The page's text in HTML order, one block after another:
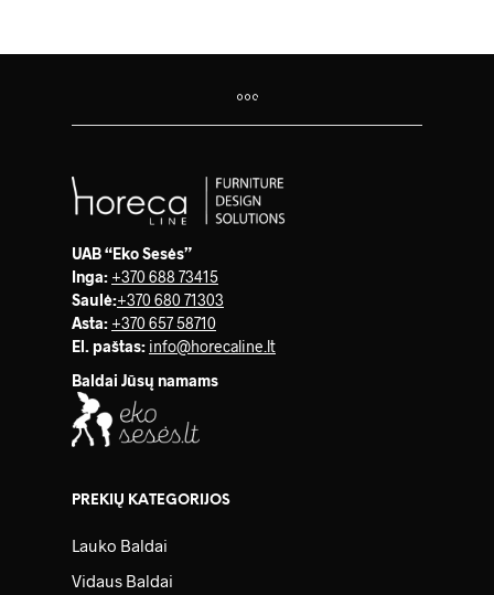
UAB “Eko Sesės”
Inga: +370 688 73415
Saulė:+370 680 71303
Asta: +370 657 58710
El. paštas: info@horecaline.lt
Baldai Jūsų namams
PREKIŲ KATEGORIJOS
Lauko Baldai
Vidaus Baldai